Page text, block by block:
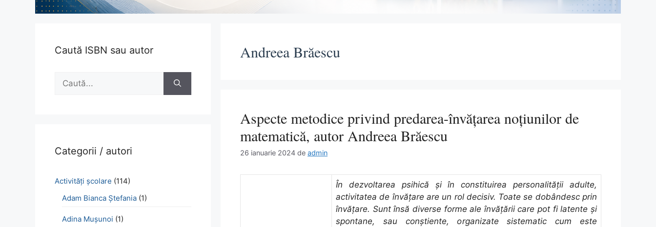
Andreea Brăescu
Aspecte metodice privind predarea-învăţarea noţiunilor de
matematică, autor Andreea Brăescu
26 ianuarie 2024 de admin
În dezvoltarea psihică şi în constituirea personalităţii adulte,
activitatea de învăţare are un rol decisiv. Toate se dobândesc prin
învăţare. Sunt însă diverse forme ale învăţării care pot fi latente şi
spontane, sau conştiente, organizate sistematic cum este
Caută ISBN sau autor
după:
Categorii / autori
Activităţi şcolare (114)
Adam Bianca Ștefania (1)
Adina Mușunoi (1)